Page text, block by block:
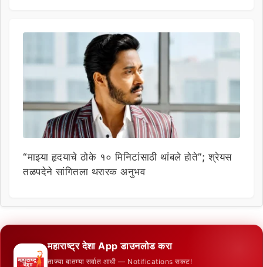
“माझ्या हृदयाचे ठोके १० मिनिटांसाठी थांबले होते”; श्रेयस
तळपदेने सांगितला थरारक अनुभव
महाराष्ट्र देशा App डाउनलोड करा
ताज्या बातम्या सर्वात आधी — Notifications सकट!